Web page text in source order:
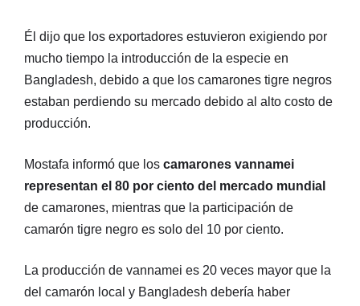
Él dijo que los exportadores estuvieron exigiendo por
mucho tiempo la introducción de la especie en
Bangladesh, debido a que los camarones tigre negros
estaban perdiendo su mercado debido al alto costo de
producción.
Mostafa informó que los camarones vannamei
representan el 80 por ciento del mercado mundial
de camarones, mientras que la participación de
camarón tigre negro es solo del 10 por ciento.
La producción de vannamei es 20 veces mayor que la
del camarón local y Bangladesh debería haber